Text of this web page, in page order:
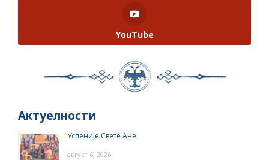
YouTube
Актуелности
Успеније Свете Ане
август 6, 2026